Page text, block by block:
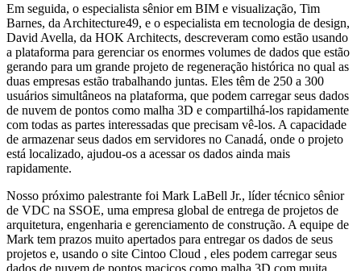
Em seguida, o especialista sênior em BIM e visualização, Tim
Barnes, da Architecture49, e o especialista em tecnologia de design,
David Avella, da HOK Architects, descreveram como estão usando
a plataforma para gerenciar os enormes volumes de dados que estão
gerando para um grande projeto de regeneração histórica no qual as
duas empresas estão trabalhando juntas. Eles têm de 250 a 300
usuários simultâneos na plataforma, que podem carregar seus dados
de nuvem de pontos como malha 3D e compartilhá-los rapidamente
com todas as partes interessadas que precisam vê-los. A capacidade
de armazenar seus dados em servidores no Canadá, onde o projeto
está localizado, ajudou-os a acessar os dados ainda mais
rapidamente.
Nosso próximo palestrante foi Mark LaBell Jr., líder técnico sênior
de VDC na SSOE, uma empresa global de entrega de projetos de
arquitetura, engenharia e gerenciamento de construção. A equipe de
Mark tem prazos muito apertados para entregar os dados de seus
projetos e, usando o site Cintoo Cloud , eles podem carregar seus
dados de nuvem de pontos maciços como malha 3D com muita